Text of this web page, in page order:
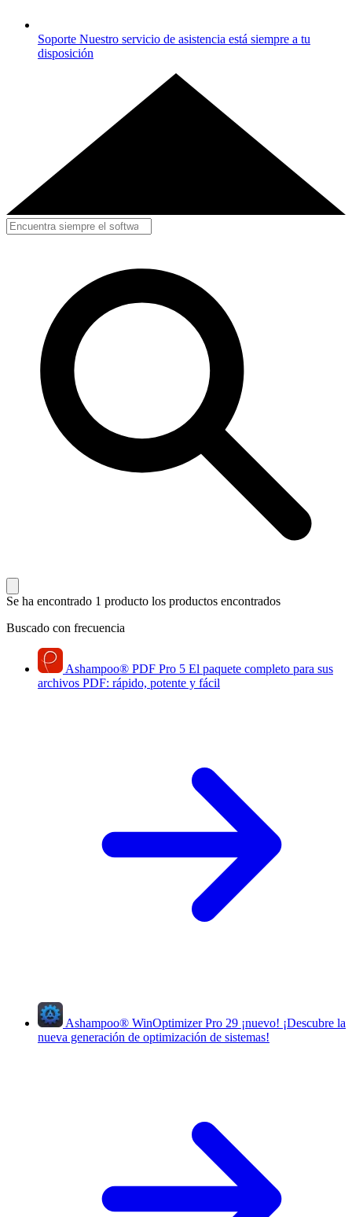
Soporte Nuestro servicio de asistencia está siempre a tu
disposición
Se ha encontrado 1 producto los productos encontrados
Buscado con frecuencia
Ashampoo® PDF Pro 5 El paquete completo para sus
archivos PDF: rápido, potente y fácil
Ashampoo® WinOptimizer Pro 29 ¡nuevo! ¡Descubre la
nueva generación de optimización de sistemas!